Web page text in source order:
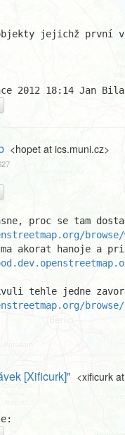
objekty jejichž první
<hopet at ics.muni.cz>
browse/
browse/
[Xificurk]" <xificurk